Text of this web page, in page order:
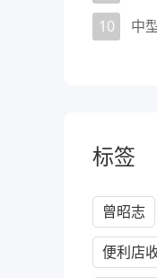
10
标签
曾昭志
便利店